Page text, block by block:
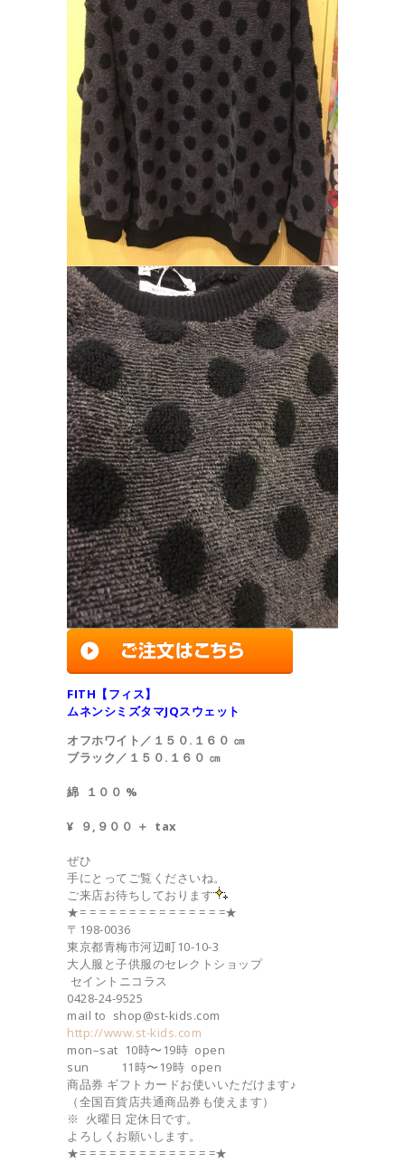
FITH【フィス】
ムネンシミズタマJQスウェット
オフホワイト／ １５０.１６０ ㎝
ブラック／１５０.１６０ ㎝
綿 １００ %
¥ ９,９００ ＋ tax
ぜひ
手にとってご覧くださいね。
ご来店お待ちしております
★= = = = = = = = = = = = = = =★
〒198-0036
東京都青梅市河辺町10-10-3
大人服と子供服のセレクトショップ
セイントニコラス
0428-24-9525
mail to shop@st-kids.com
http://www.st-kids.com
mon–sat 10時〜19時 open
sun 11時〜19時 open
商品券 ギフトカードお使いいただけます♪
（全国百貨店共通商品券も使えます）
※ 火曜日 定休日です。
よろしくお願いします。
★= = = = = = = = = = = = = =★